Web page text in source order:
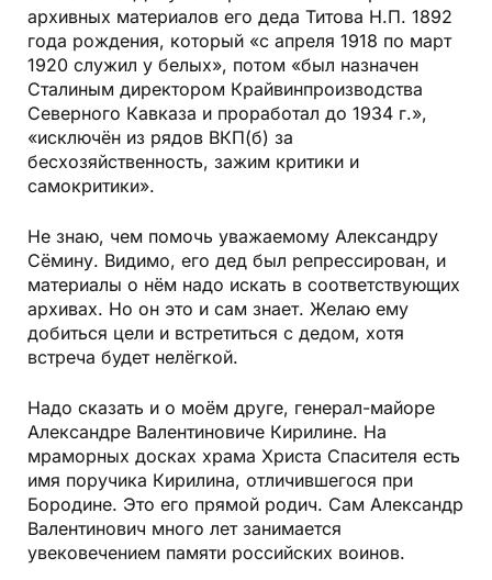
архивных материалов его деда Титова Н.П. 1892
года рождения, который «с апреля 1918 по март
1920 служил у белых», потом «был назначен
Сталиным директором Крайвинпроизводства
Северного Кавказа и проработал до 1934 г.»,
«исключён из рядов ВКП(б) за
бесхозяйственность, зажим критики и
самокритики».
Не знаю, чем помочь уважаемому Александру
Сёмину. Видимо, его дед был репрессирован, и
материалы о нём надо искать в соответствующих
архивах. Но он это и сам знает. Желаю ему
добиться цели и встретиться с дедом, хотя
встреча будет нелёгкой.
Надо сказать и о моём друге, генерал-майоре
Александре Валентиновиче Кирилине. На
мраморных досках храма Христа Спасителя есть
имя поручика Кирилина, отличившегося при
Бородине. Это его прямой родич. Сам Александр
Валентинович много лет занимается
увековечением памяти российских воинов.